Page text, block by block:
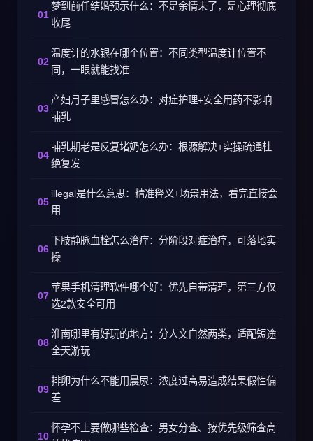
梦到前任结婚预示什么：不是余情未了，是心理彻底
收尾
温度计的水银在哪个位置：不同类型温度计位置不
同，一眼就能找准
产妇月子里感冒怎么办：对症护理+安全用药不影响
哺乳
哺乳期老是反复堵奶怎么办：根源解决+实操疏通杜
绝复发
illegal是什么意思：精准释义+场景用法，看完直接会
用
下肢静脉血栓怎么治疗：分阶段对症治疗，可落地实
操
苹果手机清理软件哪个好：优先自带清理，第三方仅
选2款安全可用
淮南哪里有好玩的地方：分人文自然两类，适配短途
全天游玩
排卵为什么不能用晨尿：浓度过高易造成结果假性偏
差
怀孕不上要做哪些检查：男女分查、按优先级筛查高